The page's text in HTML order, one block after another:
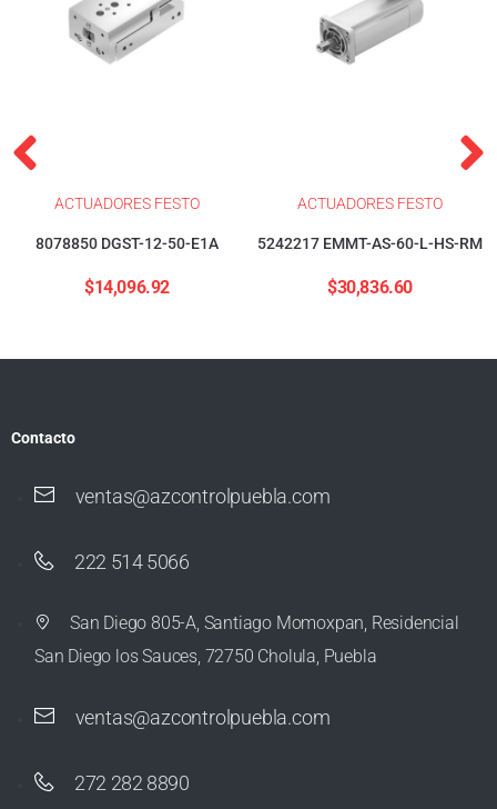
ACTUADORES FESTO
8078850 DGST-12-50-E1A
$14,096.92
ACTUADORES FESTO
5242217 EMMT-AS-60-L-HS-RM
$30,836.60
Contacto
ventas@azcontrolpuebla.com
222 514 5066
San Diego 805-A, Santiago Momoxpan, Residencial
San Diego los Sauces, 72750 Cholula, Puebla
ventas@azcontrolpuebla.com
272 282 8890